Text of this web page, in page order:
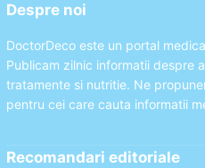
Despre noi
DoctorDeco este un portal
Publicam zilnic informatii despre
tratamente si nutritie. Ne
pentru cei care cauta informatii
Recomandari editoriale